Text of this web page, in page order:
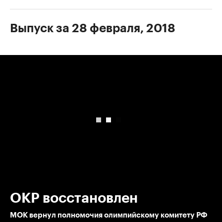
Выпуск за 28 февраля, 2018
ОКР восстановлен
МОК вернул полномочия олимпийскому комитету РФ